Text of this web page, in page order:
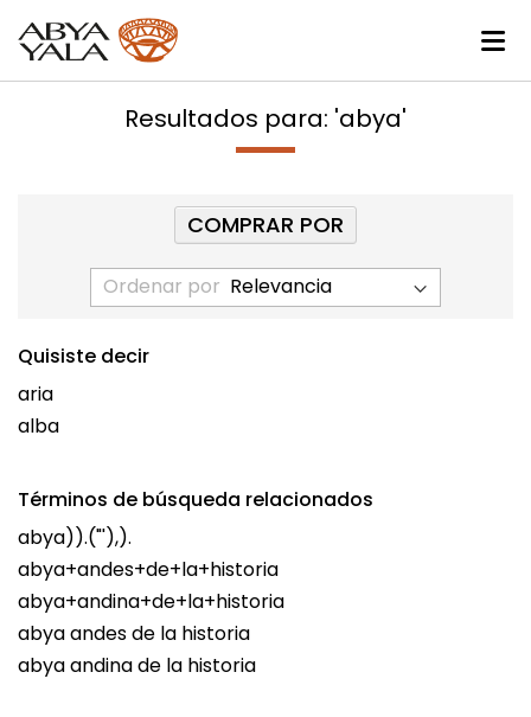
Resultados para: 'abya'
Ordenar por
Quisiste decir
aria
alba
Términos de búsqueda relacionados
abya)).("'),).
abya+andes+de+la+historia
abya+andina+de+la+historia
abya andes de la historia
abya andina de la historia
COMPRAR POR